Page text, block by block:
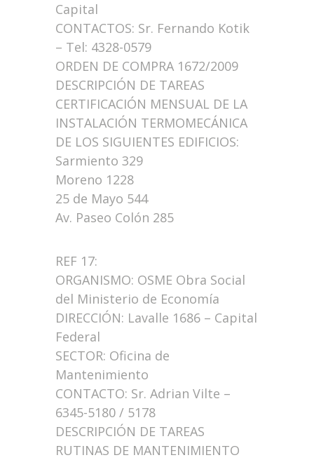
Capital
CONTACTOS: Sr. Fernando Kotik
– Tel: 4328-0579
ORDEN DE COMPRA 1672/2009
DESCRIPCIÓN DE TAREAS
CERTIFICACIÓN MENSUAL DE LA
INSTALACIÓN TERMOMECÁNICA
DE LOS SIGUIENTES EDIFICIOS:
Sarmiento 329
Moreno 1228
25 de Mayo 544
Av. Paseo Colón 285
REF 17:
ORGANISMO: OSME Obra Social
del Ministerio de Economía
DIRECCIÓN: Lavalle 1686 – Capital
Federal
SECTOR: Oficina de
Mantenimiento
CONTACTO: Sr. Adrian Vilte –
6345-5180 / 5178
DESCRIPCIÓN DE TAREAS
RUTINAS DE MANTENIMIENTO